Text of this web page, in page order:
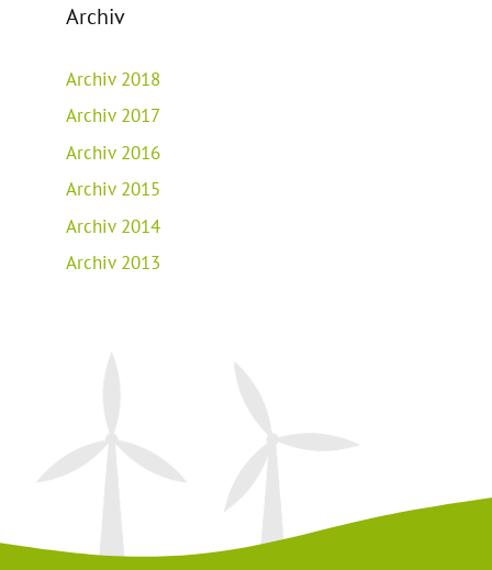
Archiv
Archiv 2018
Archiv 2017
Archiv 2016
Archiv 2015
Archiv 2014
Archiv 2013